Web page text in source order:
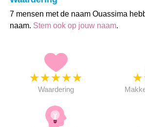
7 mensen met de naam Ouassima
naam. Stem ook op jouw naam.
★★★★★
Waardering
★